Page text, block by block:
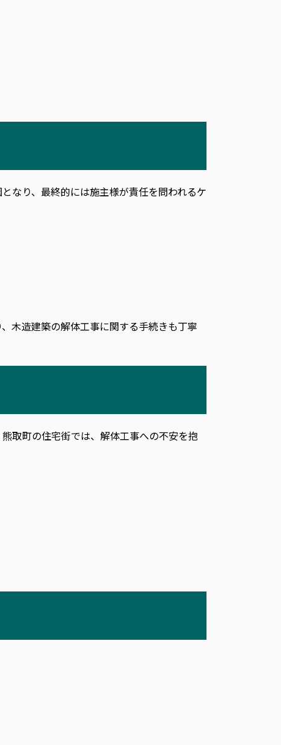
なり、最終的には施主様が責任を問われるケ
木造建築の解体工事に関する手続きも丁寧
取町の住宅街では、解体工事への不安を抱